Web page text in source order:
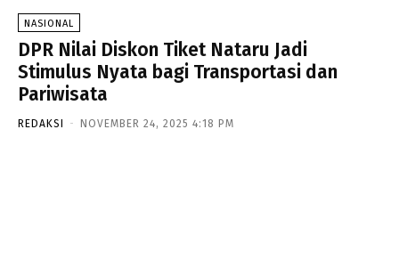
NASIONAL
DPR Nilai Diskon Tiket Nataru Jadi
Stimulus Nyata bagi Transportasi dan
Pariwisata
REDAKSI - NOVEMBER 24, 2025 4:18 PM